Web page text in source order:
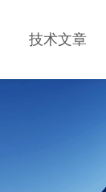
技术文章